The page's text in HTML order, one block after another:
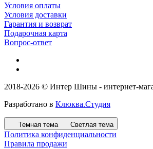
Условия оплаты
Условия доставки
Гарантия и возврат
Подарочная карта
Вопрос-ответ
2018-2026 © Интер Шины - интернет-
Разработано в Клюква.Студия
Темная тема Светлая тема
Политика конфиденциальности
Правила продажи